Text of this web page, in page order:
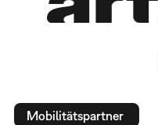
Mobilitätspartner